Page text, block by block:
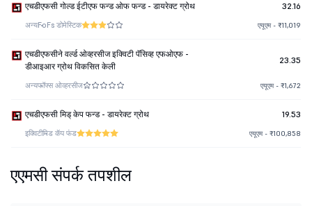
एचडीएफसी गोल्ड ईटीएफ फन्ड ओफ फन्ड - डायरेक्ट ग्रोथ 32.16
अन्यFoFs डोमेस्टिक एयूएम - ₹11,019
एचडीएफसीने वर्ल्ड ओव्हरसीज इक्विटी पॅसिव्ह एफओएफ -
डीआइआर ग्रोथ विकसित केली
23.35
अन्यफॉफ्स ओव्हरसीज एयूएम - ₹1,672
एचडीएफसी मिड् केप फन्ड - डायरेक्ट ग्रोथ 19.53
इक्विटीमिड कॅप फंड एयूएम - ₹100,858
एएमसी संपर्क तपशील